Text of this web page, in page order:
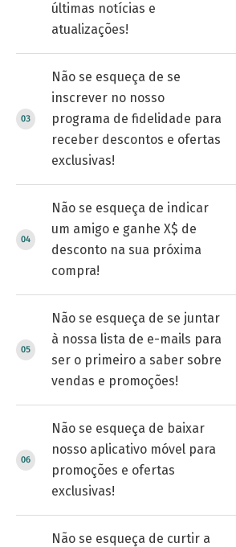
últimas notícias e
atualizações!
Não se esqueça de se
inscrever no nosso
programa de fidelidade para
receber descontos e ofertas
exclusivas!
Não se esqueça de indicar
um amigo e ganhe X$ de
desconto na sua próxima
compra!
Não se esqueça de se juntar
à nossa lista de e-mails para
ser o primeiro a saber sobre
vendas e promoções!
Não se esqueça de baixar
nosso aplicativo móvel para
promoções e ofertas
exclusivas!
Não se esqueça de curtir a